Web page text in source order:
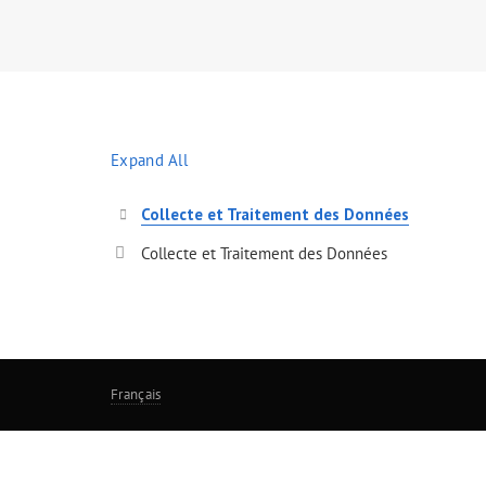
Expand All
Collecte et Traitement des Données
Collecte et Traitement des Données
Français